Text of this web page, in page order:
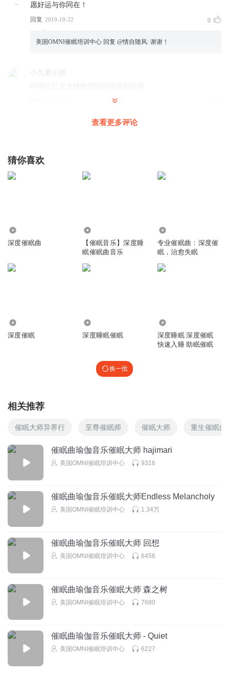
愿好运与你同在！
回复 2019-10-22 0
美国OMNI催眠培训中心 回复 @情自随风: 谢谢！
小九爱小酒
美国OMNI催眠培训中心回复 @小九爱小酒
查看更多评论
猜你喜欢
深度催眠曲
【催眠音乐】深度睡
眠催眠曲音乐
专业催眠曲：深度催
眠，治愈失眠
深度催眠 深度睡眠催眠
深度睡眠 深度催眠
快速入睡 助眠催眠
换一批
相关推荐
催眠大师异界行 至尊催眠师 催眠大师 重生催眠师
催眠曲瑜伽音乐催眠大师 hajimari
美国OMNI催眠培训中心 9316
催眠曲瑜伽音乐催眠大师Endless Melancholy
美国OMNI催眠培训中心 1.34万
催眠曲瑜伽音乐催眠大师 回想
美国OMNI催眠培训中心 6456
催眠曲瑜伽音乐催眠大师 森之树
美国OMNI催眠培训中心 7680
催眠曲瑜伽音乐催眠大师 - Quiet
美国OMNI催眠培训中心 6227